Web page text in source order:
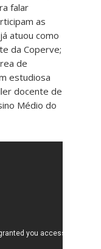
falar
as
atuou como
da Coperve;
de
estudiosa
docente de
Médio do